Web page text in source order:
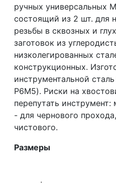
ручных универсальных
состоящий из 2 шт. для
резьбы в сквозных и
заготовок из
низколегированных
конструкционных.
инструментальной
Р6М5). Риски на
перепутать
- для чернового
чистового.
Размеры